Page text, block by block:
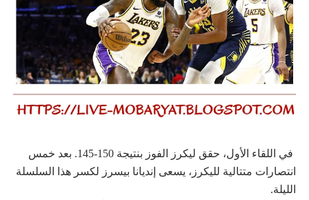
في اللقاء الأول، حقق ليكرز الفوز بنتيجة 150-145. بعد خمس
انتصارات متتالية لليكرز، يسعى إنديانا بيسرز لكسر هذا السلسلة
الليلة.